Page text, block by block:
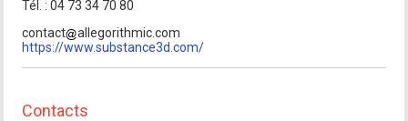
Tél. : 04 73 34 70 80
contact
allegorithmic.com
https://www.substance3d.com/
Contacts